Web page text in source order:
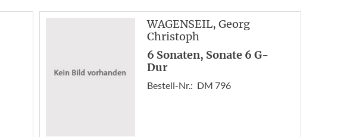
WAGENSEIL, Georg
Christoph
6 Sonaten, Sonate 6 G-
Dur
Bestell-Nr.: DM 796